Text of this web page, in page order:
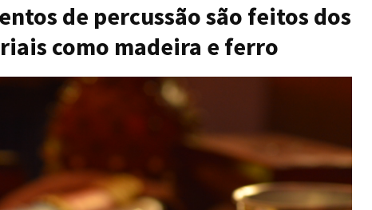
Fotec
de percussão são feitos dos
como madeira e ferro